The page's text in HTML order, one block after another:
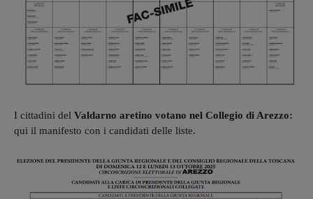
I cittadini del Valdarno aretino votano nel Collegio di Arezzo:
qui il manifesto con i candidati delle liste.